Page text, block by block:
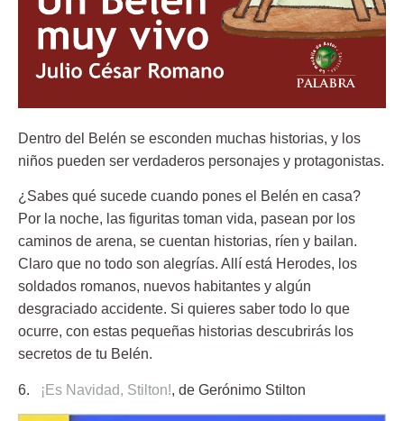
Dentro del Belén se esconden muchas historias, y los
niños pueden ser verdaderos personajes y protagonistas.
¿Sabes qué sucede cuando pones el Belén en casa?
Por la noche, las figuritas toman vida, pasean por los
caminos de arena, se cuentan historias, ríen y bailan.
Claro que no todo son alegrías. Allí está Herodes, los
soldados romanos, nuevos habitantes y algún
desgraciado accidente. Si quieres saber todo lo que
ocurre, con estas pequeñas historias descubrirás los
secretos de tu Belén.
6. ¡Es Navidad, Stilton!, de Gerónimo Stilton